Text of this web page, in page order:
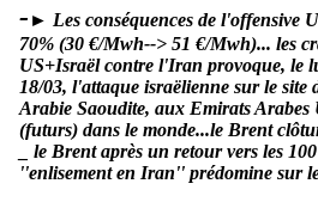
- ► Les conséquences de l'offensive
70% (30 €/Mwh--> 51 €/Mwh)... les
US+Israël contre l'Iran provoque, le
18/03, l'attaque israëlienne sur le
Arabie Saoudite, aux Emirats
(futurs) dans le monde...le Brent
_ le Brent après un retour vers les
''enlisement en Iran'' prédomine sur